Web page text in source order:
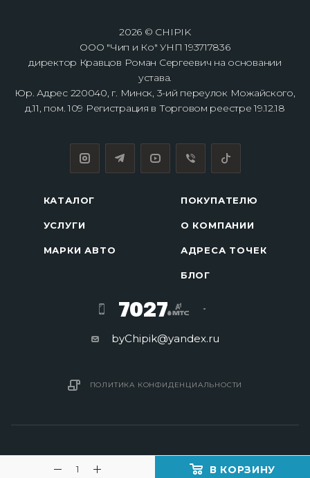
В КОРЗИНУ
2026 © CHIPIK
ООО "Чип и Ко" УНП 193717836
директор Кравцов Роман Сергеевич на основании
устава.
Юр. Адрес 220040, г. Минск, 3-ий переулок Можайского,
д.11, пом. 109 Регистрация в Торговом реестре 19.12.18
КАТАЛОГ
УСЛУГИ
МАРКИ АВТО
ПОКУПАТЕЛЮ
О КОМПАНИИ
АДРЕСА ТОЧЕК
БЛОГ
7027
byChipik@yandex.ru
ПОЛИТИКА КОНФИДЕНЦИАЛЬНОСТИ